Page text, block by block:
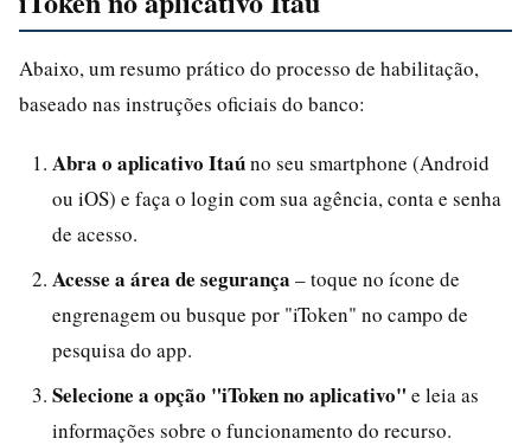
Abaixo, um resumo prático do processo de habilitação,
baseado nas instruções oficiais do banco:
Abra o aplicativo Itaúno seu smartphone (Android
ou iOS) e faça o login com sua agência, conta e senha
de acesso.
Acesse a área de segurança – toque no ícone de
engrenagem ou busque por "iToken" no campo de
pesquisa do app.
Selecione a opção "iToken no aplicativo" e leia as
informações sobre o funcionamento do recurso.